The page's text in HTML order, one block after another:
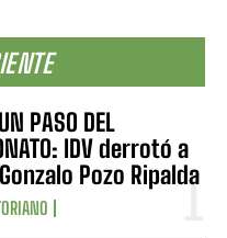
PASO DEL
IDV derrotó a
Pozo Ripalda